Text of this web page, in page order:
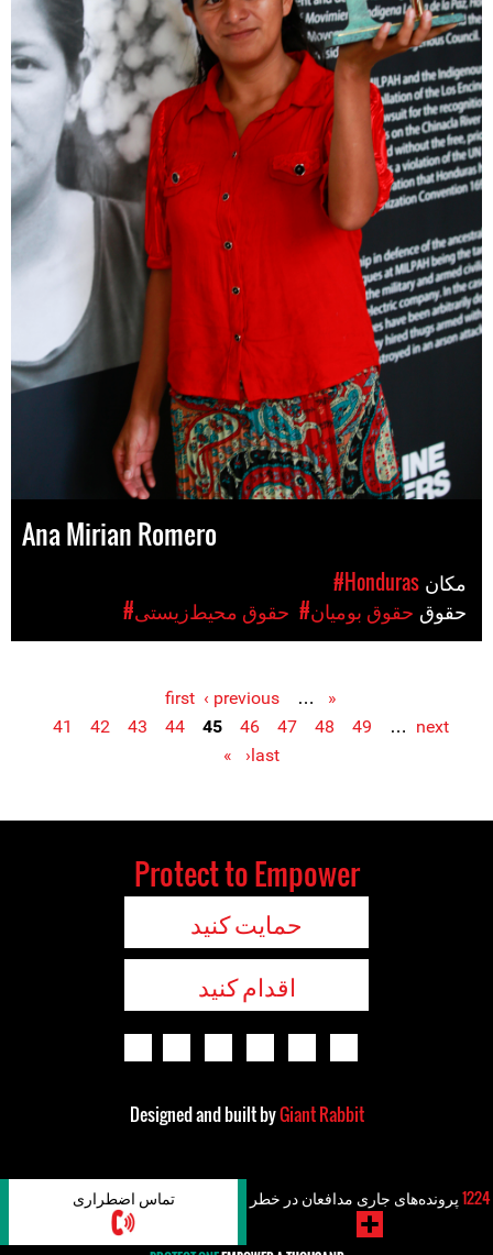
Ana Mirian Romero
#Honduras
#حقوق محیط‌زیستی #حقوق بومیان
Pages
« first
‹ previous
…
41
42 43 44 45 46 47 48 49 … next
›last »
Protect to Empower
حمایت کنید
اقدام کنید
Designed and built byGiant Rabbit
تماس اضطراری 1224پرونده‌های جاری مدافعان در خطر